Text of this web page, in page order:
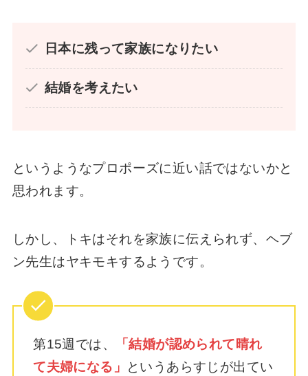
日本に残って家族になりたい
結婚を考えたい
というようなプロポーズに近い話ではないかと
思われます。
しかし、トキはそれを家族に伝えられず、ヘブ
ン先生はヤキモキするようです。
第15週では、
「結婚が認められて晴れ
て夫婦になる」
というあらすじが出てい